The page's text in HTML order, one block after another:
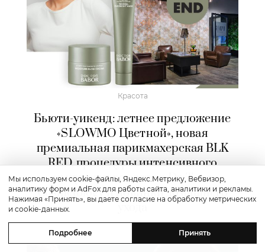
Красота
Бьюти-уикенд: летнее предложение
«SLOWMO Цветной», новая
премиальная парикмахерская BLK
RED, процедуры интенсивного
импульсного света в Dr. Teter
Cosmetology и новинки домашнего
Мы используем cookie-файлы, Яндекс.Метрику, Вебвизор,
аналитику форм и AdFox для работы сайта, аналитики и рекламы.
Нажимая «Принять», вы даете согласие на обработку метрических
и cookie-данных.
Подробнее Принять